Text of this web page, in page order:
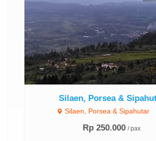
Silaen, Porsea &
Silaen, Porsea & Sipahutar
Rp 250.000 / pax